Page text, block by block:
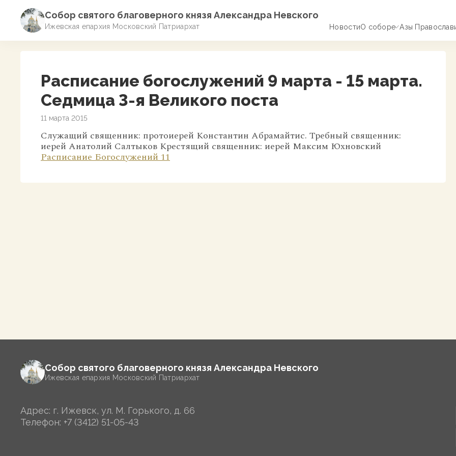
Собор святого благоверного князя Александра Невского
Ижевская епархия Московский Патриархат НовостиО соборе Азы
Расписание богослужений 9 марта - 15 марта.
Седмица 3-я Великого поста
11 марта 2015
Служащий священник: протоиерей Константин Абрамайтис. Требный священник:
иерей Анатолий Салтыков Крестящий священник: иерей Максим Юхновский
Расписание Богослужений 11
Собор святого благоверного князя Александра Невского
Ижевская епархия Московский Патриархат
Адрес: г. Ижевск, ул. М. Горького, д. 66
Телефон: +7 (3412) 51-05-43